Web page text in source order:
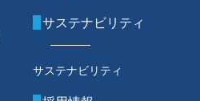
サステナビリティ
サステナビリティ